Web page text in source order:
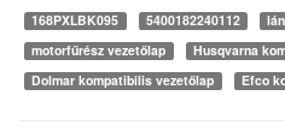
168PXLBK095
5400182240112
motorfűrész vezetőlap
Husqvarna
Dolmar kompatibilis vezetőlap
Efco